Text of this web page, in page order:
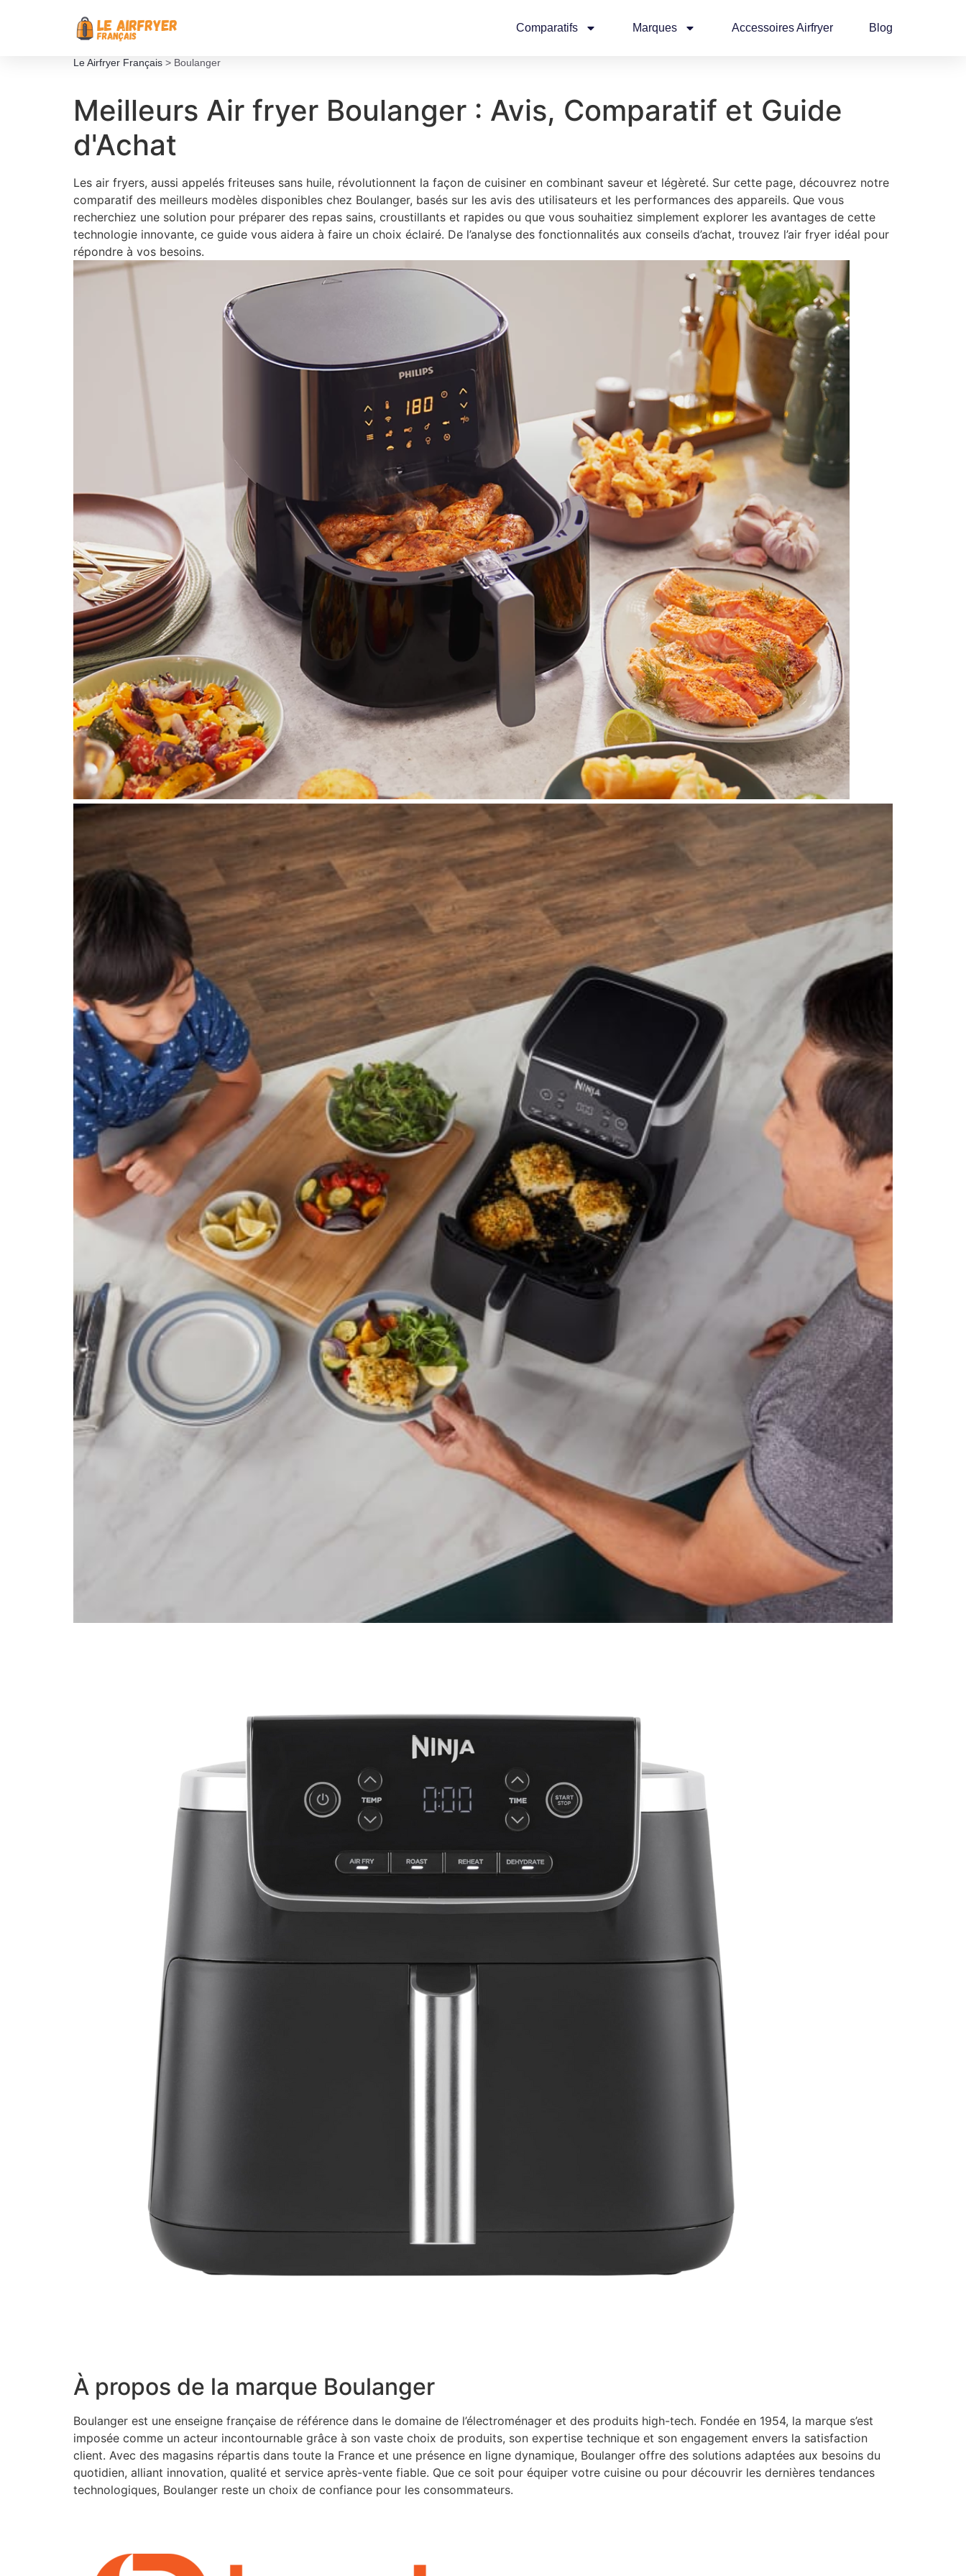
Comparatifs Marques Accessoires Airfryer Blog
Le Airfryer Français > Boulanger
Meilleurs Air fryer Boulanger : Avis, Comparatif et Guide
d'Achat
Les air fryers, aussi appelés friteuses sans huile, révolutionnent la façon de cuisiner en combinant saveur et légèreté. Sur cette page, découvrez notre
comparatif des meilleurs modèles disponibles chez Boulanger, basés sur les avis des utilisateurs et les performances des appareils. Que vous
recherchiez une solution pour préparer des repas sains, croustillants et rapides ou que vous souhaitiez simplement explorer les avantages de cette
technologie innovante, ce guide vous aidera à faire un choix éclairé. De l’analyse des fonctionnalités aux conseils d’achat, trouvez l’air fryer idéal pour
répondre à vos besoins.
À propos de la marque Boulanger
Boulanger est une enseigne française de référence dans le domaine de l’électroménager et des produits high-tech. Fondée en 1954, la marque s’est
imposée comme un acteur incontournable grâce à son vaste choix de produits, son expertise technique et son engagement envers la satisfaction
client. Avec des magasins répartis dans toute la France et une présence en ligne dynamique, Boulanger offre des solutions adaptées aux besoins du
quotidien, alliant innovation, qualité et service après-vente fiable. Que ce soit pour équiper votre cuisine ou pour découvrir les dernières tendances
technologiques, Boulanger reste un choix de confiance pour les consommateurs.